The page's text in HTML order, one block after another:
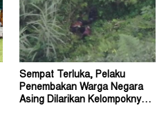
Sempat Terluka, Pelaku
Penembakan Warga Negara
Asing Dilarikan Kelompoknya